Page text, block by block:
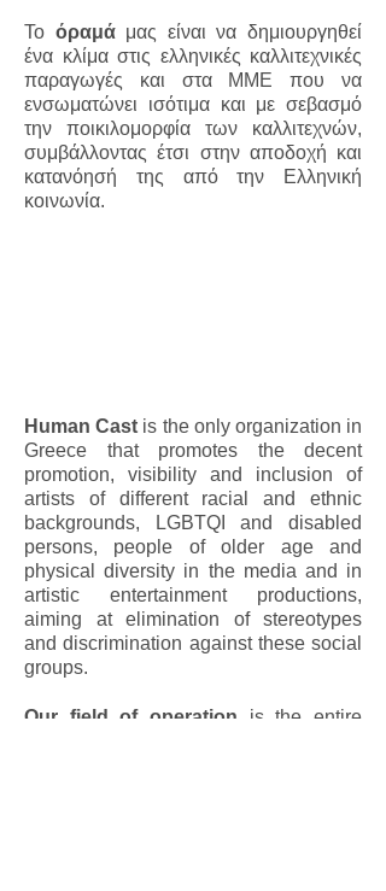
Το όραμάμας είναι να δημιουργηθεί
ένα κλίμα στις ελληνικές καλλιτεχνικές
παραγωγές και στα ΜΜΕ που να
ενσωματώνει ισότιμα και με σεβασμό
την ποικιλομορφία των καλλιτεχνών,
συμβάλλοντας έτσι στην αποδοχή και
κατανόησή της από την Ελληνική
κοινωνία.
Human Cast is the only organization in
Greece that promotes the decent
promotion, visibility and inclusion of
artists of different racial and ethnic
backgrounds, LGBTQI and disabled
persons, people of older age and
physical diversity in the media and in
artistic entertainment productions,
aiming at elimination of stereotypes
and discrimination against these social
groups.
Our field of operation is the entire